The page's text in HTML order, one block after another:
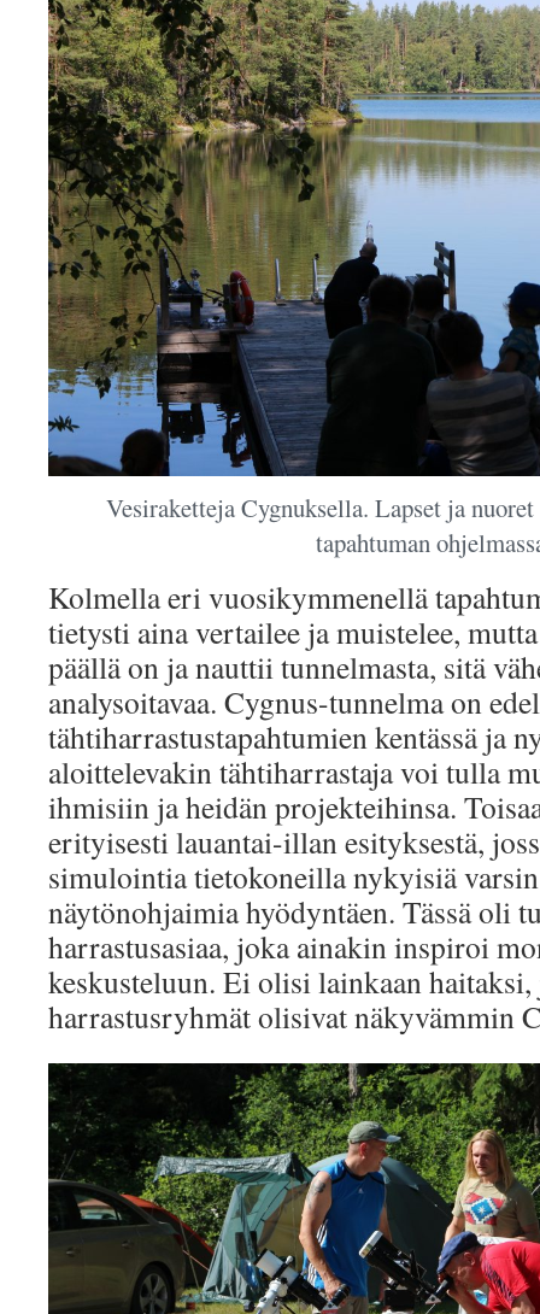
Vesiraketteja Cygnuksella. Lapset ja
tapahtuman
Kolmella eri vuosikymmenellä
tietysti aina vertailee ja muistelee,
päällä on ja nauttii tunnelmasta, sitä
analysoitavaa. Cygnus-tunnelma on
tähtiharrastustapahtumien kentässä ja
aloittelevakin tähtiharrastaja voi tulla
ihmisiin ja heidän projekteihinsa.
erityisesti lauantai-illan esityksestä,
simulointia tietokoneilla nykyisiä
näytönohjaimia hyödyntäen. Tässä oli
harrastusasiaa, joka ainakin inspiroi
keskusteluun. Ei olisi lainkaan
harrastusryhmät olisivat näkyvämmin